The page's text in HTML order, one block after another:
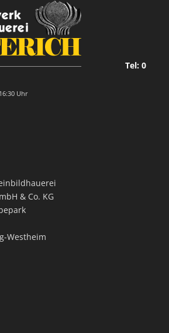
Tel: 0
Uhr
& Co. KG
Westheim